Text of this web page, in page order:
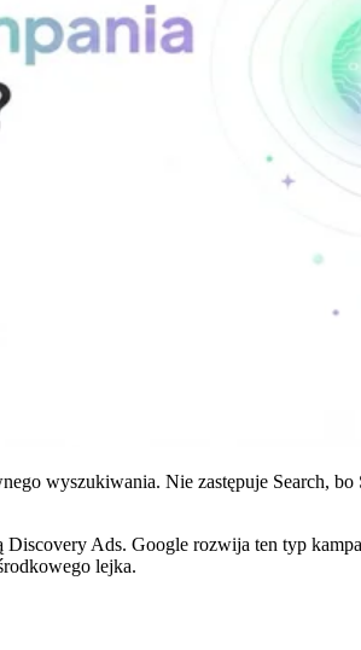
wyszukiwania. Nie zastępuje Search,
Discovery Ads. Google rozwija ten typ
lejka.